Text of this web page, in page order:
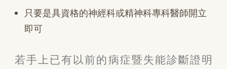
只要是具資格的神經科或精神科專科醫師開立
即可
若手上已有以前的病症暨失能診斷證明